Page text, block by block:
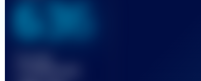
636
Gara(e)